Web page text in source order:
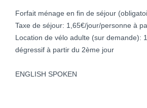
Forfait ménage en fin de séjour
Taxe de séjour: 1,65€/jour/personne à
Location de vélo adulte (sur demande):
dégressif à partir du 2ème jour
ENGLISH SPOKEN